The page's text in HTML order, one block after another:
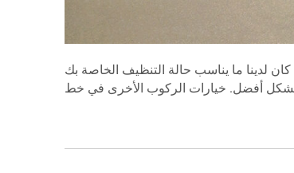
الوحدة المناسبة لاحتياجاتك؟ اتصل بأحد خبرائنا على الرقم +86 17354183750 لمعرفة ما إذا كان لدينا ما يناسب حالة التنظيف الخاصة بك